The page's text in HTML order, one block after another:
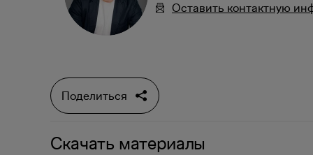
Oставить контактную
Поделиться
Скачать материалы